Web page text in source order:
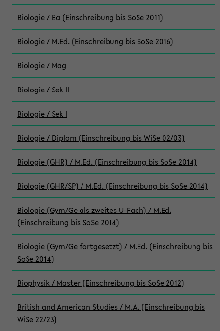
Biologie / Ba (Einschreibung bis SoSe 2011)
Biologie / M.Ed. (Einschreibung bis SoSe 2016)
Biologie / Mag
Biologie / Sek II
Biologie / Sek I
Biologie / Diplom (Einschreibung bis WiSe 02/03)
Biologie (GHR) / M.Ed. (Einschreibung bis SoSe 2014)
Biologie (GHR/SP) / M.Ed. (Einschreibung bis SoSe 2014)
Biologie (Gym/Ge als zweites U-Fach) / M.Ed.
(Einschreibung bis SoSe 2014)
Biologie (Gym/Ge fortgesetzt) / M.Ed. (Einschreibung bis
SoSe 2014)
Biophysik / Master (Einschreibung bis SoSe 2012)
British and American Studies / M.A. (Einschreibung bis
WiSe 22/23)